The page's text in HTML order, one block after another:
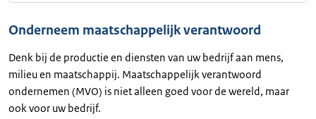
Onderneem maatschappelijk verantwoord
Denk bij de productie en diensten van uw bedrijf aan mens,
milieu en maatschappij. Maatschappelijk verantwoord
ondernemen (MVO) is niet alleen goed voor de wereld, maar
ook voor uw bedrijf.